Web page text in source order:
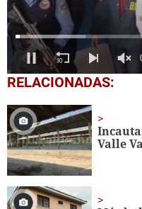
0
seconds
1
minute,
54
seconds
RELACIONADAS:
Valle